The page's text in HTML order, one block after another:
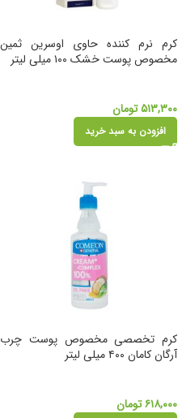
کرم نرم کننده حاوی اوسرین ثمین
مخصوص پوست خشک ۱۰۰ میلی لیتر
۵۱۳,۳۰۰تومان
افزودن به سبد خرید
کرم تخصصی مخصوص پوست چرب
آرگان کامان ۴۰۰ میلی لیتر
۶۱۸,۰۰۰تومان